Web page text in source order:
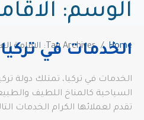
الوسم:
Home Tag Archives: الاقامة العقارية
الخدمات في تركيا
الخدمات في تركيا، تمتلك دولة
السياحية كالمناخ اللطيف
تقدم لعملائها الكرام الخدمات